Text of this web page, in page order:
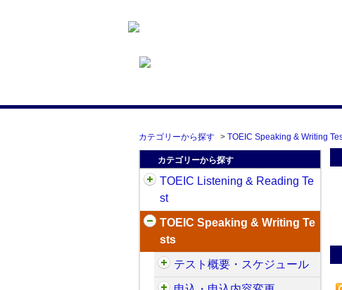
カテゴリーから探す > TOEIC Speaking & Writing
カテゴリーから探す
TOEIC Listening & Reading Te
st
TOEIC Speaking & Writing Te
sts
テスト概要・スケジュール